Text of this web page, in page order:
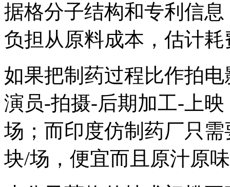
据格分子结构和专利信
负担从原料成本，估计
如果把制药过程比作拍
演员-拍摄-后期加工-上
场；而印度仿制药厂只
块/场，便宜而且原汁原